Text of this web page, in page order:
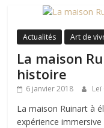
Actualités Art de
La maison
histoire
6 janvier 2018
La maison Ruinart à
expérience